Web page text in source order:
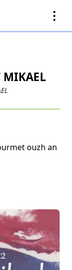
⋮
MIKAEL
ouzh an